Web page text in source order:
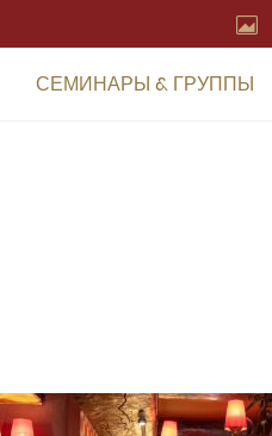
СЕМИНАРЫ & ГРУППЫ